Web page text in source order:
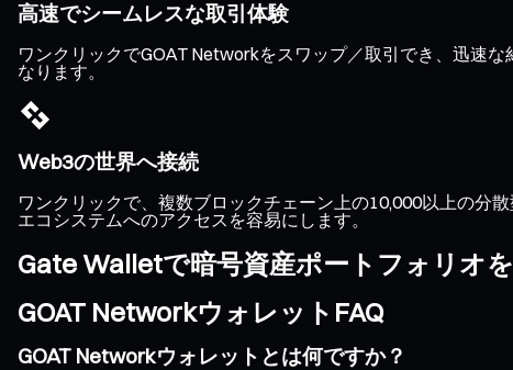
高速でシームレスな取引体験
ワンクリックでGOAT Networkをスワップ／取引でき、迅速
なります。
Web3の世界へ接続
ワンクリックで、複数ブロックチェーン上の10,000以上の分
エコシステムへのアクセスを容易にします。
Gate Walletで暗号資産ポートフォリオを
GOAT NetworkウォレットFAQ
GOAT Networkウォレットとは何ですか？